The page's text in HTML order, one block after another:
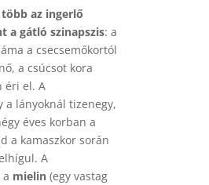
több az ingerlő
a gátló szinapszis: a
a csecsemőkortól
a csúcsot kora
éri el. A
a lányoknál tizenegy,
éves korban a
a kamaszkor során
A
mielin (egy vastag